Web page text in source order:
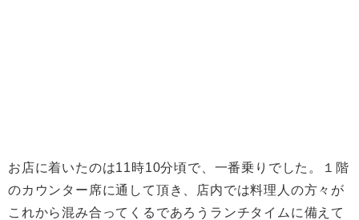
お店に着いたのは11時10分頃で、一番乗りでした。１階
のカウンター席に通して頂き、店内では料理人の方々が
これから混み合ってくるであろうランチタイムに備えて